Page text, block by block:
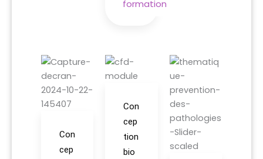
formation
Con
cep
Con
cep
tion
bio